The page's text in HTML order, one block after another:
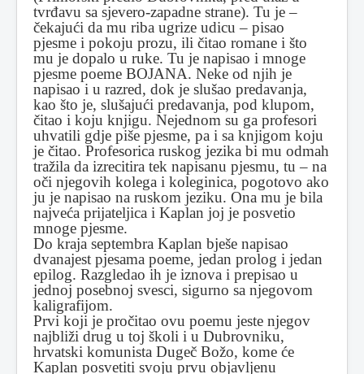
tvrđavu sa sjevero-zapadne strane). Tu je –
čekajući da mu riba ugrize udicu – pisao
pjesme i pokoju prozu, ili čitao romane i što
mu je dopalo u ruke. Tu je napisao i mnoge
pjesme poeme BOJANA. Neke od njih je
napisao i u razred, dok je slušao predavanja,
kao što je, slušajući predavanja, pod klupom,
čitao i koju knjigu. Nejednom su ga profesori
uhvatili gdje piše pjesme, pa i sa knjigom koju
je čitao. Profesorica ruskog jezika bi mu odmah
tražila da izrecitira tek napisanu pjesmu, tu – na
oči njegovih kolega i koleginica, pogotovo ako
ju je napisao na ruskom jeziku. Ona mu je bila
najveća prijateljica i Kaplan joj je posvetio
mnoge pjesme.
Do kraja septembra Kaplan bješe napisao
dvanajest pjesama poeme, jedan prolog i jedan
epilog. Razgledao ih je iznova i prepisao u
jednoj posebnoj svesci, sigurno sa njegovom
kaligrafijom.
Prvi koji je pročitao ovu poemu jeste njegov
najbliži drug u toj školi i u Dubrovniku,
hrvatski komunista Dugeč Božo, kome će
Kaplan posvetiti svoju prvu objavljenu